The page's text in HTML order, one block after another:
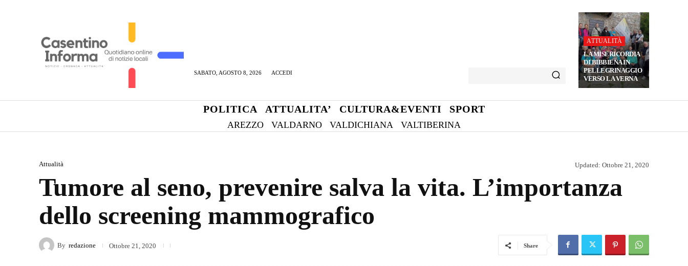
SABATO, AGOSTO 8, 2026 ACCEDI
ATTUALITÀ
LA MISERICORDIA
DI BIBBIENA IN
PELLEGRINAGGIO
VERSO LA VERNA
POLITICA ATTUALITA’ CULTURA&EVENTI SPORT
AREZZO VALDARNO VALDICHIANA VALTIBERINA
Attualità Updated: Ottobre 21, 2020
Tumore al seno, prevenire salva la vita. L’importanza
dello screening mammografico
By redazione Ottobre 21, 2020 Share